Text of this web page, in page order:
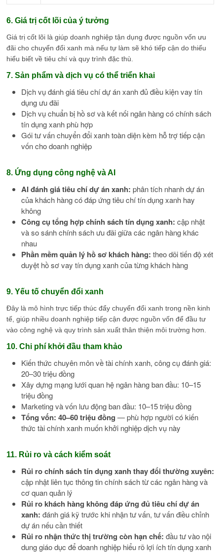
6. Giá trị cốt lõi của ý tưởng
Giá trị cốt lõi là giúp doanh nghiệp tận dụng được nguồn vốn ưu
đãi cho chuyển đổi xanh mà nếu tự làm sẽ khó tiếp cận do thiếu
hiểu biết về tiêu chí và quy trình đặc thù.
7. Sản phẩm và dịch vụ có thể triển khai
Dịch vụ đánh giá tiêu chí dự án xanh đủ điều kiện vay tín
dụng ưu đãi
Dịch vụ chuẩn bị hồ sơ và kết nối ngân hàng có chính sách
tín dụng xanh phù hợp
Gói tư vấn chuyển đổi xanh toàn diện kèm hỗ trợ tiếp cận
vốn cho doanh nghiệp
8. Ứng dụng công nghệ và AI
AI đánh giá tiêu chí dự án xanh: phân tích nhanh dự án
của khách hàng có đáp ứng tiêu chí tín dụng xanh hay
không
Công cụ tổng hợp chính sách tín dụng xanh: cập nhật
và so sánh chính sách ưu đãi giữa các ngân hàng khác
nhau
Phần mềm quản lý hồ sơ khách hàng: theo dõi tiến độ xét
duyệt hồ sơ vay tín dụng xanh của từng khách hàng
9. Yếu tố chuyển đổi xanh
Đây là mô hình trực tiếp thúc đẩy chuyển đổi xanh trong nền kinh
tế, giúp nhiều doanh nghiệp tiếp cận được nguồn vốn để đầu tư
vào công nghệ và quy trình sản xuất thân thiện môi trường hơn.
10. Chi phí khởi đầu tham khảo
Kiến thức chuyên môn về tài chính xanh, công cụ đánh giá:
20–30 triệu đồng
Xây dựng mạng lưới quan hệ ngân hàng ban đầu: 10–15
triệu đồng
Marketing và vốn lưu động ban đầu: 10–15 triệu đồng
Tổng vốn: 40–60 triệu đồng — phù hợp người có kiến
thức tài chính xanh muốn khởi nghiệp dịch vụ này
11. Rủi ro và cách kiểm soát
Rủi ro chính sách tín dụng xanh thay đổi thường xuyên:
cập nhật liên tục thông tin chính sách từ các ngân hàng và
cơ quan quản lý
Rủi ro khách hàng không đáp ứng đủ tiêu chí dự án
xanh: đánh giá kỹ trước khi nhận tư vấn, tư vấn điều chỉnh
dự án nếu cần thiết
Rủi ro nhận thức thị trường còn hạn chế: đầu tư vào nội
dung giáo dục để doanh nghiệp hiểu rõ lợi ích tín dụng xanh